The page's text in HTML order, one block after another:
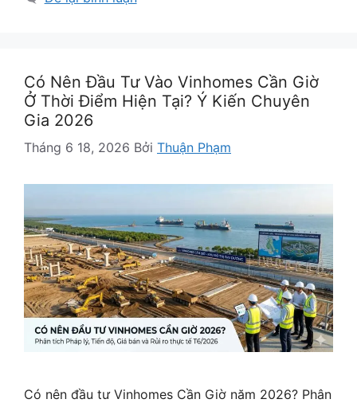
Có Nên Đầu Tư Vào Vinhomes Cần Giờ
Ở Thời Điểm Hiện Tại? Ý Kiến Chuyên
Gia 2026
Tháng 6 18, 2026 Bởi Thuận Phạm
Có nên đầu tư Vinhomes Cần Giờ năm 2026? Phân